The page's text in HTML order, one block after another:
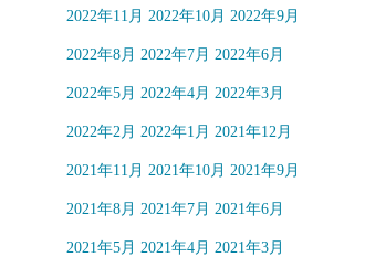
2022年11月 2022年10月 2022年9月
2022年8月 2022年7月 2022年6月
2022年5月 2022年4月 2022年3月
2022年2月 2022年1月 2021年12月
2021年11月 2021年10月 2021年9月
2021年8月 2021年7月 2021年6月
2021年5月 2021年4月 2021年3月